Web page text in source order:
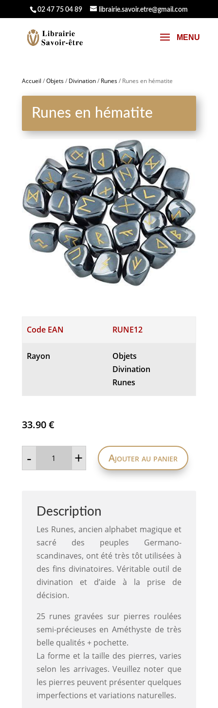
02 47 75 04 89 librairie.savoir.etre@gmail.com
Accueil /Objets/ Divination/ Runes/ Runes en hématite
Runes en hématite
Code EAN RUNE12
Rayon
Objets
Divination
Runes
33.90€
- quantité
en
+ Ajouter au panier
Description
Les Runes, ancien alphabet magique et
sacré des peuples Germano-
scandinaves, ont été très tôt utilisées à
des fins divinatoires. Véritable outil de
divination et d’aide à la prise de
décision.
25 runes gravées sur pierres roulées
semi-précieuses en Améthyste de très
belle qualités + pochette.
La forme et la taille des pierres, varies
selon les arrivages. Veuillez noter que
les pierres peuvent présenter quelques
imperfections et variations naturelles.